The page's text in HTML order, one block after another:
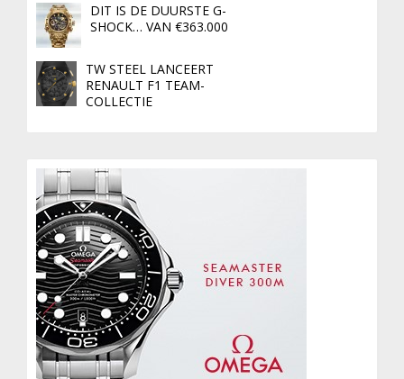
DIT IS DE DUURSTE G-
SHOCK… VAN €363.000
TW STEEL LANCEERT
RENAULT F1 TEAM-
COLLECTIE